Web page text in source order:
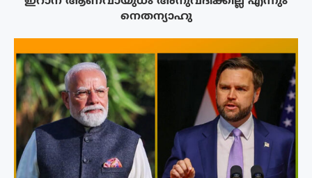
നെതന്യാഹു